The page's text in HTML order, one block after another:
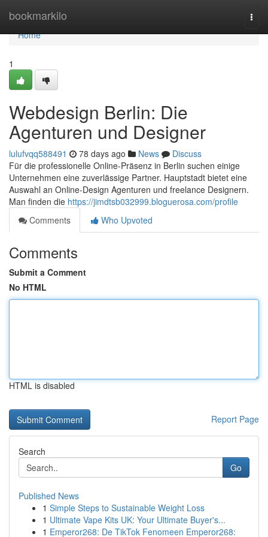
bookmarkilo
Home
Home
1
Webdesign Berlin: Die
Agenturen und Designer
lulufvqq588491 78 days ago News
Discuss
Für die professionelle Online-Präsenz in Berlin suchen einige
Unternehmen eine zuverlässige Partner. Hauptstadt bietet eine
Auswahl an Online-Design Agenturen und freelance Designern.
Man finden die https://jimdtsb032999.bloguerosa.com/profile
Comments
Who Upvoted
Comments
Submit a Comment
No HTML
HTML is disabled
Report Page
Search
Go
Published News
1 Simple Steps to Sustainable Weight Loss
1 Ultimate Vape Kits UK: Your Ultimate Buyer's...
1 Emperor268: De TikTok Fenomeen Emperor268: